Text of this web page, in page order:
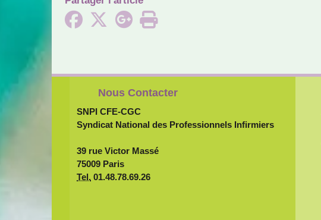
Nous Contacter
SNPI CFE-CGC
Syndicat National des Professionnels Infirmiers
39 rue Victor Massé
75009 Paris
Tel. 01.48.78.69.26